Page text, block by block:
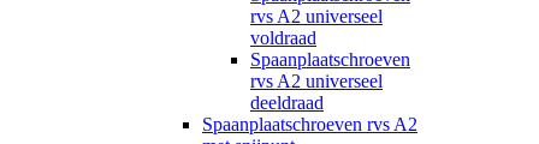
rvs A2 universeel
voldraad
Spaanplaatschroeven
rvs A2 universeel
deeldraad
Spaanplaatschroeven rvs A2